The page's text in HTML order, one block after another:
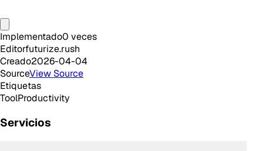
Implementado0 veces
Editorfuturize.rush
Creado2026-04-04
SourceView Source
Etiquetas
ToolProductivity
Servicios